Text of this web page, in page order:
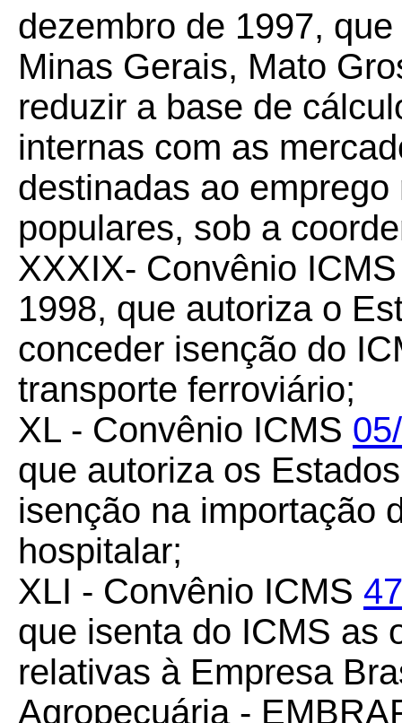
dezembro de 1997,
Minas Gerais, Mato
reduzir a base de
internas com as
destinadas ao
populares, sob a
XXXIX- Convênio
1998, que autoriza o
conceder isenção do
transporte ferroviário;
XL - Convênio ICMS
que autoriza os
isenção na importação
hospitalar;
XLI - Convênio ICMS
que isenta do ICMS as
relativas à Empresa
Agropecuária -